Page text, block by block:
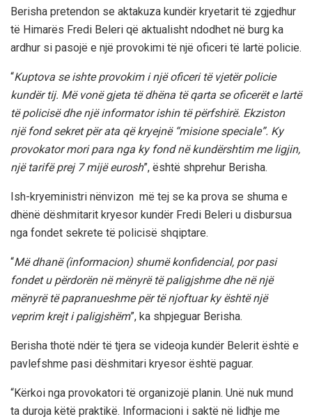
Berisha pretendon se aktakuza kundër kryetarit të zgjedhur
të Himarës Fredi Beleri që aktualisht ndodhet në burg ka
ardhur si pasojë e një provokimi të një oficeri të lartë policie.
“Kuptova se ishte provokim i një oficeri të vjetër policie
kundër tij. Më vonë gjeta të dhëna të qarta se oficerët e lartë
të policisë dhe një informator ishin të përfshirë. Ekziston
një fond sekret për ata që kryejnë “misione speciale”. Ky
provokator mori para nga ky fond në kundërshtim me ligjin,
një tarifë prej 7 mijë eurosh”, është shprehur Berisha.
Ish-kryeministri nënvizon më tej se ka prova se shuma e
dhënë dëshmitarit kryesor kundër Fredi Beleri u disbursua
nga fondet sekrete të policisë shqiptare.
“Më dhanë (informacion) shumë konfidencial, por pasi
fondet u përdorën në mënyrë të paligjshme dhe në një
mënyrë të papranueshme për të njoftuar ky është një
veprim krejt i paligjshëm”, ka shpjeguar Berisha.
Berisha thotë ndër të tjera se videoja kundër Belerit është e
pavlefshme pasi dëshmitari kryesor është paguar.
“Kërkoi nga provokatori të organizojë planin. Unë nuk mund
ta duroja këtë praktikë. Informacioni i saktë në lidhje me